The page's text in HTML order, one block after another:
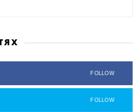
FOLLOW
FOLLOW